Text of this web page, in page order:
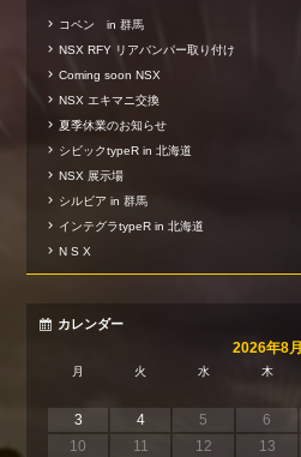
コペン in 群馬
NSX RFY リアバンパー取り付け
Coming soon NSX
NSX エキマニ交換
夏季休業のお知らせ
シビックtypeR in 北海道
NSX 展示場
シルビア in 群馬
インテグラtypeR in 北海道
N S X
カレンダー
2026年8月
月 火 水 木
3
4 5 6
10
11 12 13